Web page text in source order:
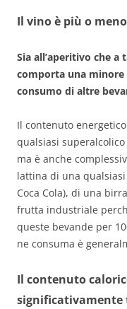
Il vino è più o
Sia all’aperitivo che
comporta una
consumo di altre
Il contenuto
qualsiasi
ma è anche
lattina di una
Coca Cola), di una
frutta industriale
queste bevande per
ne consuma è
Il contenuto
significativamente